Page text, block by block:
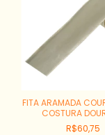
FITA ARAMADA
COSTURA
R$60,75